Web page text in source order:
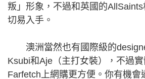
叛」形象，不過和英國的
切易入手。
澳洲當然也有國際級的
Ksubi和Aje（主打女裝），不過
Farfetch上網購更方便。你有機會